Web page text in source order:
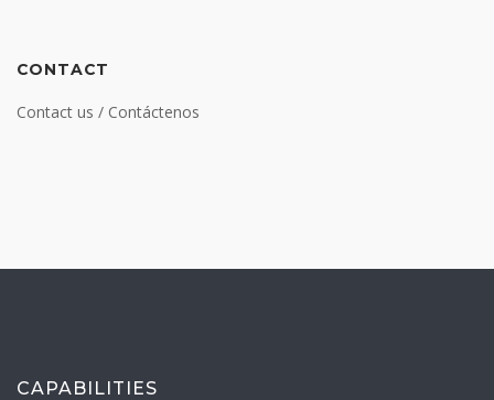
CONTACT
Contact us / Contáctenos
CAPABILITIES